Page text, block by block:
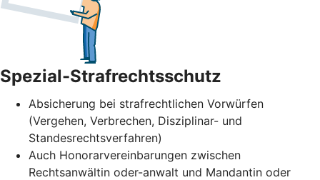
Spezial-Strafrechtsschutz
Absicherung bei strafrechtlichen Vorwürfen
(Vergehen, Verbrechen, Disziplinar- und
Standesrechtsverfahren)
Auch Honorarvereinbarungen zwischen
Rechtsanwältin oder-anwalt und Mandantin oder